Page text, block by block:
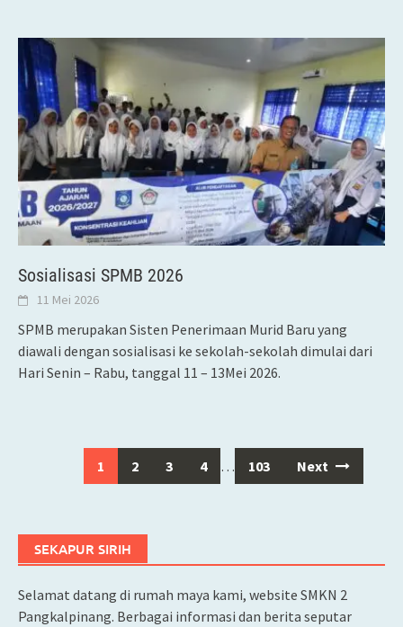
Sosialisasi SPMB 2026
11 Mei 2026
SPMB merupakan Sisten Penerimaan Murid Baru yang
diawali dengan sosialisasi ke sekolah-sekolah dimulai dari
Hari Senin – Rabu, tanggal 11 – 13Mei 2026.
1 2 3 4 … 103 Next
SEKAPUR SIRIH
Selamat datang di rumah maya kami, website SMKN 2
Pangkalpinang. Berbagai informasi dan berita seputar